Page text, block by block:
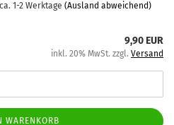
1-2 Werktage (Ausland abweichend)
9,90 EUR
inkl. 20% MwSt. zzgl. Versand
WARENKORB